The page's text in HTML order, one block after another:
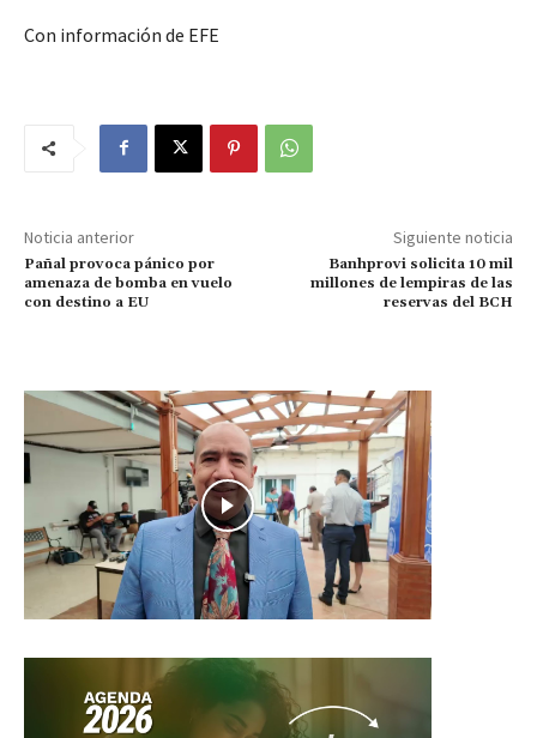
Con información de EFE
Noticia anterior
Pañal provoca pánico por
amenaza de bomba en vuelo
con destino a EU
Siguiente noticia
Banhprovi solicita 10 mil
millones de lempiras de las
reservas del BCH